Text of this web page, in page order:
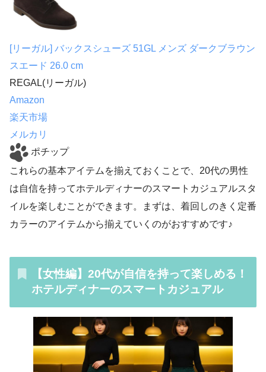
[リーガル] バックスシューズ 51GL メンズ ダークブラウン
スエード 26.0 cm
REGAL(リーガル)
Amazon
楽天市場
メルカリ
ポチップ
これらの基本アイテムを揃えておくことで、20代の男性
は自信を持ってホテルディナーのスマートカジュアルスタ
イルを楽しむことができます。まずは、着回しのきく定番
カラーのアイテムから揃えていくのがおすすめです♪
【女性編】20代が自信を持って楽しめる！
ホテルディナーのスマートカジュアル